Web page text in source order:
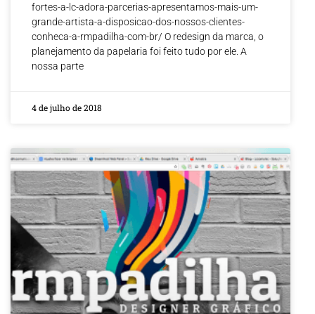
fortes-a-lc-adora-parcerias-apresentamos-mais-um-
grande-artista-a-disposicao-dos-nossos-clientes-
conheca-a-rmpadilha-com-br/ O redesign da marca, o
planejamento da papelaria foi feito tudo por ele. A
nossa parte
4 de julho de 2018